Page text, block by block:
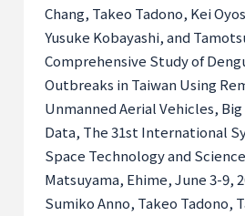
Chang, Takeo Tadono, Kei
Yusuke Kobayashi, and
Comprehensive Study of
Outbreaks in Taiwan Using
Unmanned Aerial Vehicles,
Data, The 31st International
Space Technology and
Matsuyama, Ehime, June 3-9,
Sumiko Anno, Takeo Tadono,